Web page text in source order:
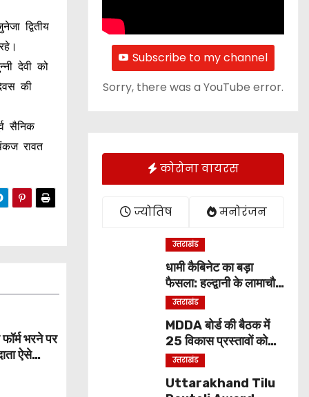
द्वितीय
देवी को
की
सैनिक
रावत
भरने पर
ऐसे
Subscribe to my channel
Sorry, there was a YouTube error.
कोरोना वायरस
ज्योतिष मनोरंजन
उत्तराखंड
धामी कैबिनेट का बड़ा
फैसला: हल्द्वानी के लामाचौड़
में शिफ्ट होगा उत्तराखंड हाई
कोर्ट, अन्य महत्वपूर्ण फैसले
उत्तराखंड
MDDA बोर्ड की बैठक में
25 विकास प्रस्तावों को
मंजूरी, लैंड पूलिंग से होटल-
मिलेगी रफ्तार
उत्तराखंड
Uttarakhand Tilu